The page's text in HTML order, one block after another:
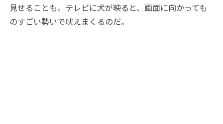
見せることも。テレビに犬が映ると、画面に向かっても
のすごい勢いで吠えまくるのだ。